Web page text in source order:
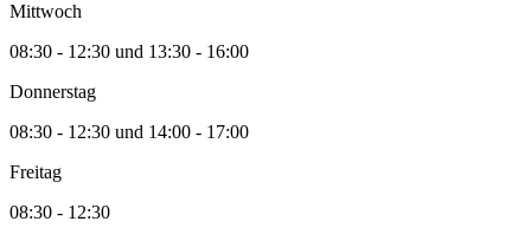
Mittwoch
08:30 - 12:30 und 13:30 - 16:00
Donnerstag
08:30 - 12:30 und 14:00 - 17:00
Freitag
08:30 - 12:30